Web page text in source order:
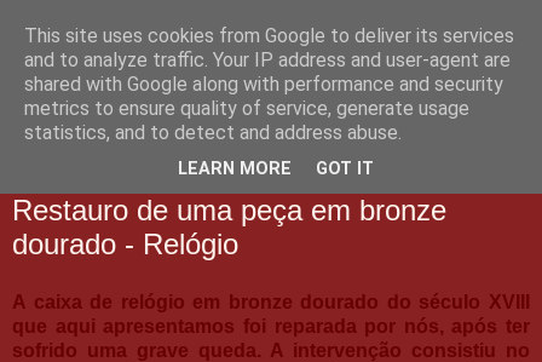
Reapte
Desde 1967
Restauro de uma peça em bronze
dourado - Relógio
A caixa de relógio em bronze dourado do século XVIII
que aqui apresentamos foi reparada por nós, após ter
sofrido uma grave queda. A intervenção consistiu no
This site uses cookies from Google to deliver its services
and to analyze traffic. Your IP address and user-agent are
shared with Google along with performance and security
metrics to ensure quality of service, generate usage
statistics, and to detect and address abuse.
LEARN MORE GOT IT